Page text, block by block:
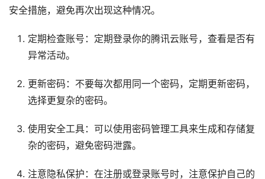
安全措施，避免再次出现这种情况。
定期检查账号：定期登录你的腾讯云账号，查看是否有
异常活动。
更新密码：不要每次都用同一个密码，定期更新密码，
选择更复杂的密码。
使用安全工具：可以使用密码管理工具来生成和存储复
杂的密码，避免密码泄露。
注意隐私保护：在注册或登录账号时，注意保护自己的